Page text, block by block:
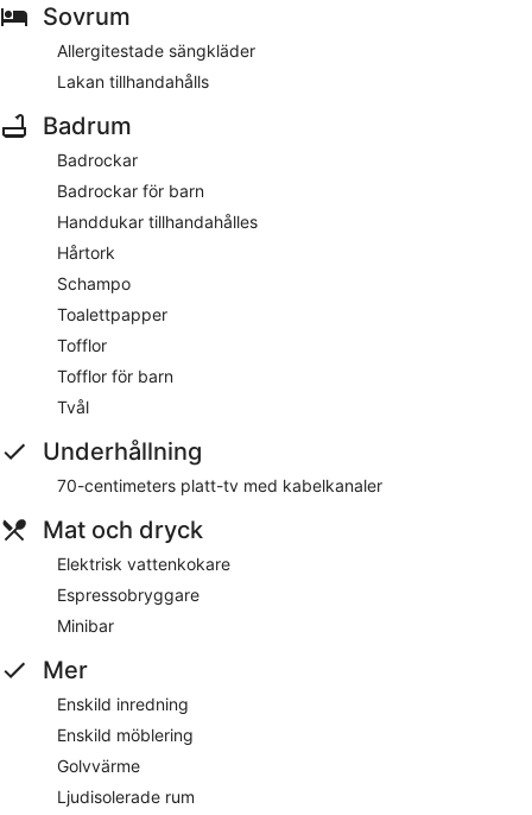
Sovrum
Allergitestade sängkläder
Lakan tillhandahålls
Badrum
Badrockar
Badrockar för barn
Handdukar tillhandahålles
Hårtork
Schampo
Toalettpapper
Tofflor
Tofflor för barn
Tvål
Underhållning
70-centimeters platt-tv med kabelkanaler
Mat och dryck
Elektrisk vattenkokare
Espressobryggare
Minibar
Mer
Enskild inredning
Enskild möblering
Golvvärme
Ljudisolerade rum